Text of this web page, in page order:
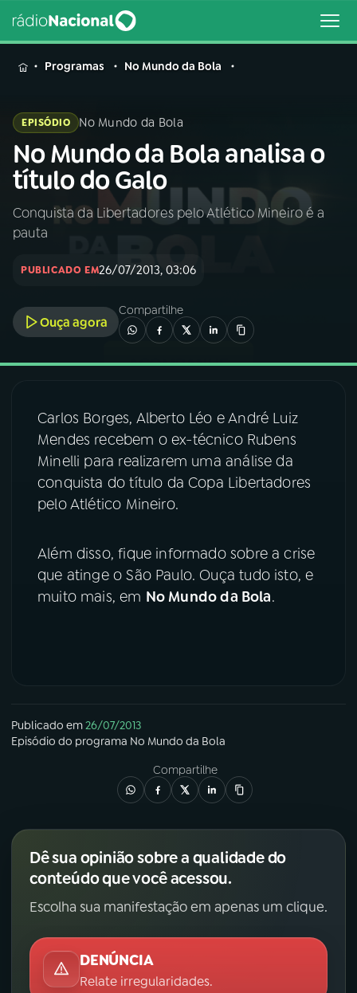
MENU
Buscar
na
Rádio
Nacional
Buscar
04 PROGRAMAS
05PODCASTS
06VIDEOCASTS
07 ÚLTIMAS
YouTube Facebook
X
Programas No Mundo da Bola
EPISÓDIO No Mundo da Bola
No Mundo da Bola analisa o
título do Galo
Conquista da Libertadores pelo Atlético Mineiro é a
pauta
PUBLICADO EM26/07/2013, 03:06
Ouça agora
Compartilhe
Carlos Borges, Alberto Léo e André Luiz
Mendes recebem o ex-técnico Rubens
Minelli para realizarem uma análise da
conquista do título da Copa Libertadores
pelo Atlético Mineiro.
Além disso, fique informado sobre a crise
que atinge o São Paulo. Ouça tudo isto, e
muito mais, em No Mundo da Bola.
Publicado em26/07/2013
Episódio do programa No Mundo da Bola
Compartilhe
Dê sua opinião sobre a qualidade do
conteúdo que você acessou.
Escolha sua manifestação em apenas um clique.
DENÚNCIA
Relate irregularidades.